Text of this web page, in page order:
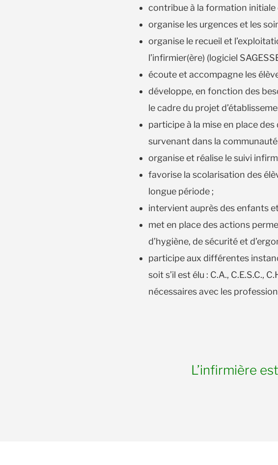
contribue à la formation
organise les urgences et les
organise le recueil et
l’infirmier(ère) (logiciel
écoute et accompagne les
développe, en fonction des
le cadre du projet
participe à la mise en place
survenant dans la
organise et réalise le suivi
favorise la scolarisation des
longue période ;
intervient auprès des enfants
met en place des actions
d’hygiène, de sécurité et
participe aux différentes
soit s’il est élu : C.A., C.E.S.C.,
nécessaires avec les
L’infirmière